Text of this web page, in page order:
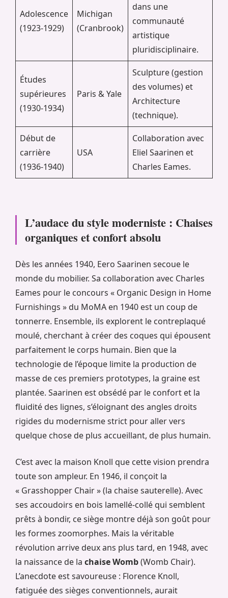
Adolescence
(1923-1929)
Michigan
(Cranbrook)
dans une
communauté
artistique
pluridisciplinaire.
Études
supérieures
(1930-1934)
Paris & Yale
Sculpture (gestion
des volumes) et
Architecture
(technique).
Début de
carrière
(1936-1940)
USA
Collaboration avec
Eliel Saarinen et
Charles Eames.
L’audace du style moderniste : Chaises
organiques et confort absolu
Dès les années 1940, Eero Saarinen secoue le
monde du mobilier. Sa collaboration avec Charles
Eames pour le concours « Organic Design in Home
Furnishings » du MoMA en 1940 est un coup de
tonnerre. Ensemble, ils explorent le contreplaqué
moulé, cherchant à créer des coques qui épousent
parfaitement le corps humain. Bien que la
technologie de l’époque limite la production de
masse de ces premiers prototypes, la graine est
plantée. Saarinen est obsédé par le confort et la
fluidité des lignes, s’éloignant des angles droits
rigides du modernisme strict pour aller vers
quelque chose de plus accueillant, de plus humain.
C’est avec la maison Knoll que cette vision prendra
toute son ampleur. En 1946, il conçoit la
« Grasshopper Chair » (la chaise sauterelle). Avec
ses accoudoirs en bois lamellé-collé qui semblent
prêts à bondir, ce siège montre déjà son goût pour
les formes zoomorphes. Mais la véritable
révolution arrive deux ans plus tard, en 1948, avec
la naissance de la chaise Womb(Womb Chair).
L’anecdote est savoureuse : Florence Knoll,
fatiguée des sièges conventionnels, aurait